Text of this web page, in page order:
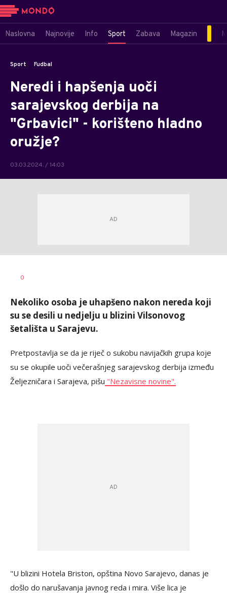
Naslovna Najnovije Info Sport Zabava Magazin
Sport Fudbal
Neredi i hapšenja uoči
sarajevskog derbija na
"Grbavici" - korišteno hladno
oružje?
03.03.2024. / 14:03
AUTOR
0
Nekoliko osoba je uhapšeno nakon nereda koji
su se desili u nedjelju u blizini Vilsonovog
šetališta u Sarajevu.
Pretpostavlja se da je riječ o sukobu navijačkih grupa koje
su se okupile uoči večerašnjeg sarajevskog derbija između
Željezničara i Sarajeva, pišu "Nezavisne novine".
"U blizini Hotela Briston, opština Novo Sarajevo, danas je
došlo do narušavanja javnog reda i mira. Više lica je